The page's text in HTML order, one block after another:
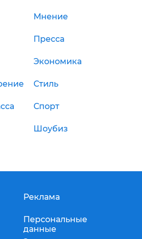
Мнение
Пресса
Экономика
Стиль
Спорт
Шоубиз
Реклама
Персональные
данные